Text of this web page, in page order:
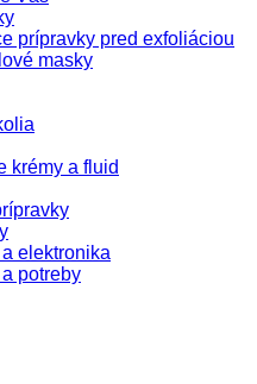
prípravky pred exfoliáciou
masky
krémy a fluid
elektronika
potreby